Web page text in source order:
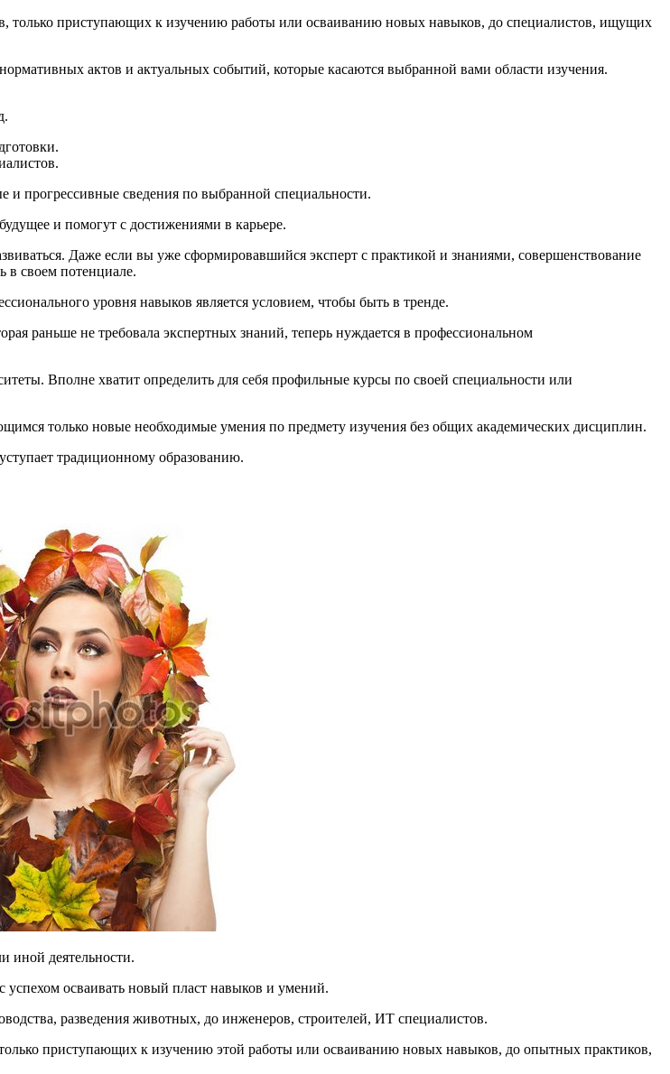
только приступающих к изучению работы или осваиванию новых навыков, до специалистов, ищущих
актов и актуальных событий, которые касаются выбранной вами области изучения.
и прогрессивные сведения по выбранной специальности.
и помогут с достижениями в карьере.
Даже если вы уже сформировавшийся эксперт с практикой и знаниями, совершенствование
в своем потенциале.
уровня навыков является условием, чтобы быть в тренде.
раньше не требовала экспертных знаний, теперь нуждается в профессиональном
Вполне хватит определить для себя профильные курсы по своей специальности или
только новые необходимые умения по предмету изучения без общих академических дисциплин.
традиционному образованию.
иной деятельности.
осваивать новый пласт навыков и умений.
разведения животных, до инженеров, строителей, ИТ специалистов.
приступающих к изучению этой работы или осваиванию новых навыков, до опытных практиков,